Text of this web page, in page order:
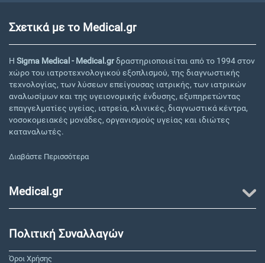
Σχετικά με το Medical.gr
Η Sigma Medical - Medical.grδραστηριοποιείται από το 1994 στον
χώρο του ιατροτεχνολογικού εξοπλισμού, της διαγνωστικής
τεχνολογίας, των λύσεων επείγουσας ιατρικής, των ιατρικών
αναλωσίμων και της υγειονομικής ένδυσης, εξυπηρετώντας
επαγγελματίες υγείας, ιατρεία, κλινικές, διαγνωστικά κέντρα,
νοσοκομειακές μονάδες, οργανισμούς υγείας και ιδιώτες
καταναλωτές.
Διαβάστε Περισσότερα
Medical.gr
Πολιτική Συναλλαγών
Όροι Χρήσης